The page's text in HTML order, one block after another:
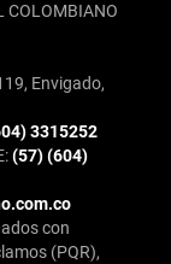
COLOMBIANO
Envigado,
3315252
(57) (604)
con
(PQR),